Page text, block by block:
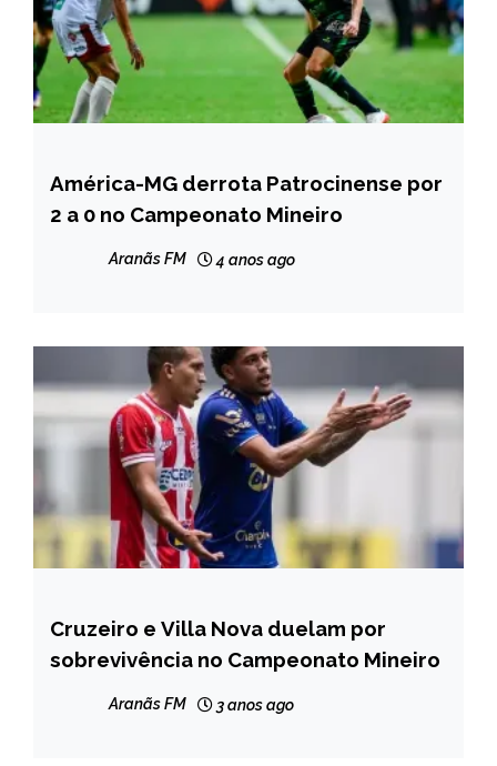
ESPORTES
América-MG derrota Patrocinense por
2 a 0 no Campeonato Mineiro
Aranãs FM 4 anos ago
ESPORTES
Cruzeiro e Villa Nova duelam por
sobrevivência no Campeonato Mineiro
Aranãs FM 3 anos ago